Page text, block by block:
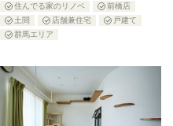
住んでる家のリノベ
前橋店
土間
店舗兼住宅
戸建て
群馬エリア